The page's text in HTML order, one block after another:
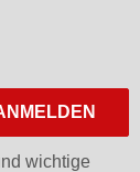
wichtige